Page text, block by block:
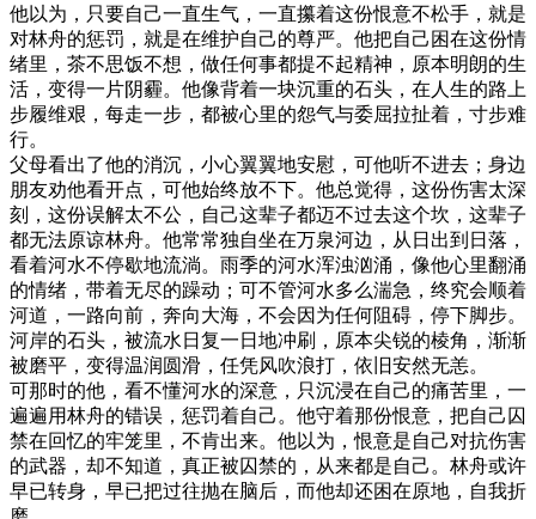
他以为，只要自己一直生气，一直攥着这份恨意不松手，就是
对林舟的惩罚，就是在维护自己的尊严。他把自己困在这份情
绪里，茶不思饭不想，做任何事都提不起精神，原本明朗的生
活，变得一片阴霾。他像背着一块沉重的石头，在人生的路上
步履维艰，每走一步，都被心里的怨气与委屈拉扯着，寸步难
行。
父母看出了他的消沉，小心翼翼地安慰，可他听不进去；身边
朋友劝他看开点，可他始终放不下。他总觉得，这份伤害太深
刻，这份误解太不公，自己这辈子都迈不过去这个坎，这辈子
都无法原谅林舟。他常常独自坐在万泉河边，从日出到日落，
看着河水不停歇地流淌。雨季的河水浑浊汹涌，像他心里翻涌
的情绪，带着无尽的躁动；可不管河水多么湍急，终究会顺着
河道，一路向前，奔向大海，不会因为任何阻碍，停下脚步。
河岸的石头，被流水日复一日地冲刷，原本尖锐的棱角，渐渐
被磨平，变得温润圆滑，任凭风吹浪打，依旧安然无恙。
可那时的他，看不懂河水的深意，只沉浸在自己的痛苦里，一
遍遍用林舟的错误，惩罚着自己。他守着那份恨意，把自己囚
禁在回忆的牢笼里，不肯出来。他以为，恨意是自己对抗伤害
的武器，却不知道，真正被囚禁的，从来都是自己。林舟或许
早已转身，早已把过往抛在脑后，而他却还困在原地，自我折